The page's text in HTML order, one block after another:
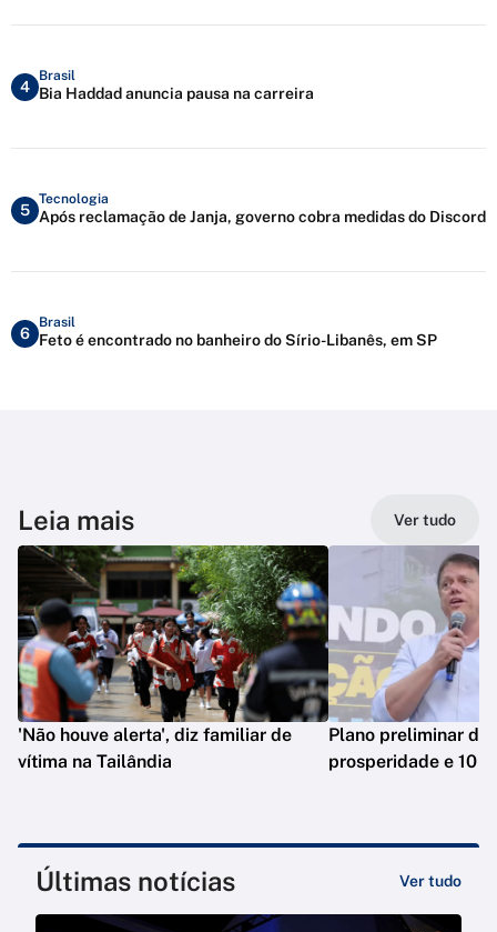
4
Brasil
Bia Haddad anuncia pausa na carreira
5
Tecnologia
Após reclamação de Janja, governo cobra medidas do Discord
6
Brasil
Feto é encontrado no banheiro do Sírio-Libanês, em SP
Leia mais Ver tudo
'Não houve alerta', diz familiar de
vítima na Tailândia
Plano preliminar de
prosperidade e 10
Últimas notícias Ver tudo